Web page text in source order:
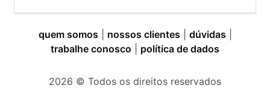
quem somos nossos clientes dúvidas
trabalhe conosco
política de dados
2026 © Todos os direitos reservados